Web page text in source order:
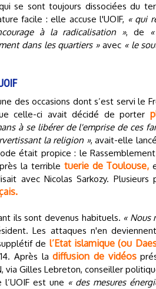
se sont toujours dissociées du
facile : elle accuse l'UOIF, « qui
à la radicalisation », de
dans les quartiers »avec « le
des occasions dont s’est servi le
celle-ci avait décidé de porter
à se libérer de l'emprise de ces
la religion », avait-elle
était propice : le
la terrible tuerie de Toulouse,
avec Nicolas Sarkozy. Plusieurs
ils sont devenus habituels. « Nous
Les attaques n'en
de l’Etat islamique (ou
Après ladiffusion de vidéos
via Gilles Lebreton, conseiller
est une « des mesures